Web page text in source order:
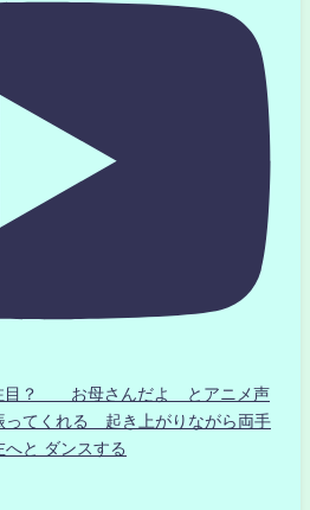
目？ お母さんだよ とアニメ声
ってくれる 起き上がりながら両手
と ダンスする